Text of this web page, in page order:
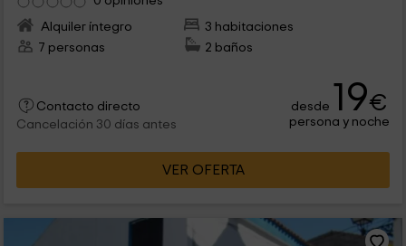
Alquiler íntegro
3 habitaciones
7 personas
2 baños
Contacto directo
Cancelación 30 días antes
desde 19€
persona y noche
VER OFERTA